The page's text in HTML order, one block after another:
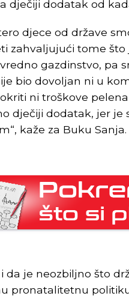
dječiji dodatak od
djece od države
zahvaljujući tome
gazdinstvo, pa
bio dovoljan ni u
ni troškove
dječiji dodatak, jer je
kaže za Buku Sanja.
da je neozbiljno što
pronatalitetnu